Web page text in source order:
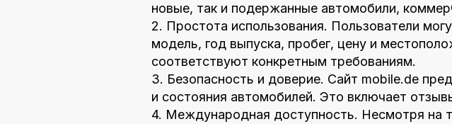
новые, так и подержанные автомобили,
2. Простота использования. Пользователи
модель, год выпуска, пробег, цену и
соответствуют конкретным требованиям.
3. Безопасность и доверие. Сайт mobile.de
и состояния автомобилей. Это включает
4. Международная доступность. Несмотря на